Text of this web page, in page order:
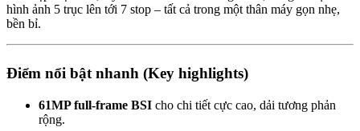
hình ảnh 5 trục lên tới 7 stop – tất cả trong một thân máy gọn nhẹ,
bền bỉ.
Điểm nổi bật nhanh (Key highlights)
61MP full-frame BSI cho chi tiết cực cao, dải tương phản
rộng.